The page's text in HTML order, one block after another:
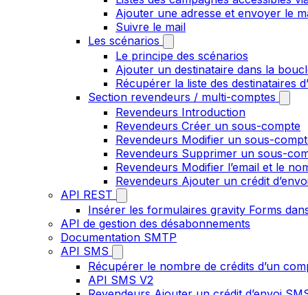
Ajouter une adresse et envoyer le
Suivre le mail
Les scénarios
Le principe des scénarios
Ajouter un destinataire dans la
Récupérer la liste des destinataires
Section revendeurs / multi-comptes
Revendeurs Introduction
Revendeurs Créer un sous-compte
Revendeurs Modifier un sous-
Revendeurs Supprimer un sous-
Revendeurs Modifier l’email et le
Revendeurs Ajouter un crédit
API REST
Insérer les formulaires gravity Forms
API de gestion des désabonnements
Documentation SMTP
API SMS
Récupérer le nombre de crédits d’un
API SMS V2